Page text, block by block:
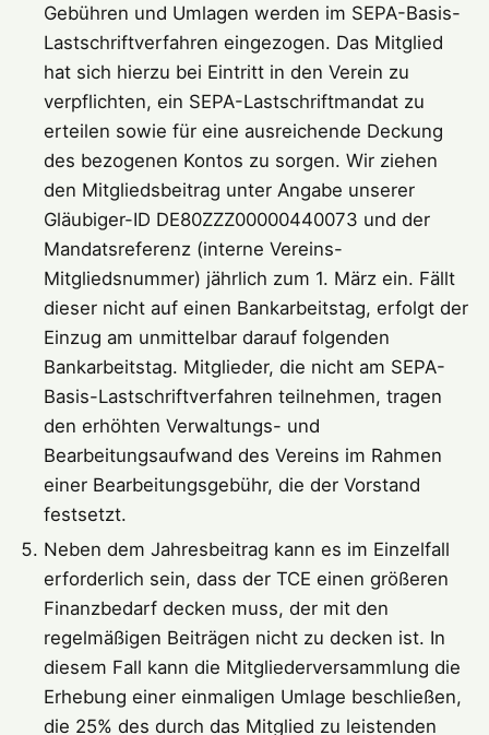
Gebühren und Umlagen werden im SEPA-Basis-
Lastschriftverfahren eingezogen. Das Mitglied
hat sich hierzu bei Eintritt in den Verein zu
verpflichten, ein SEPA-Lastschriftmandat zu
erteilen sowie für eine ausreichende Deckung
des bezogenen Kontos zu sorgen. Wir ziehen
den Mitgliedsbeitrag unter Angabe unserer
Gläubiger-ID DE80ZZZ00000440073 und der
Mandatsreferenz (interne Vereins-
Mitgliedsnummer) jährlich zum 1. März ein. Fällt
dieser nicht auf einen Bankarbeitstag, erfolgt der
Einzug am unmittelbar darauf folgenden
Bankarbeitstag. Mitglieder, die nicht am SEPA-
Basis-Lastschriftverfahren teilnehmen, tragen
den erhöhten Verwaltungs- und
Bearbeitungsaufwand des Vereins im Rahmen
einer Bearbeitungsgebühr, die der Vorstand
festsetzt.
Neben dem Jahresbeitrag kann es im Einzelfall
erforderlich sein, dass der TCE einen größeren
Finanzbedarf decken muss, der mit den
regelmäßigen Beiträgen nicht zu decken ist. In
diesem Fall kann die Mitgliederversammlung die
Erhebung einer einmaligen Umlage beschließen,
die 25% des durch das Mitglied zu leistenden